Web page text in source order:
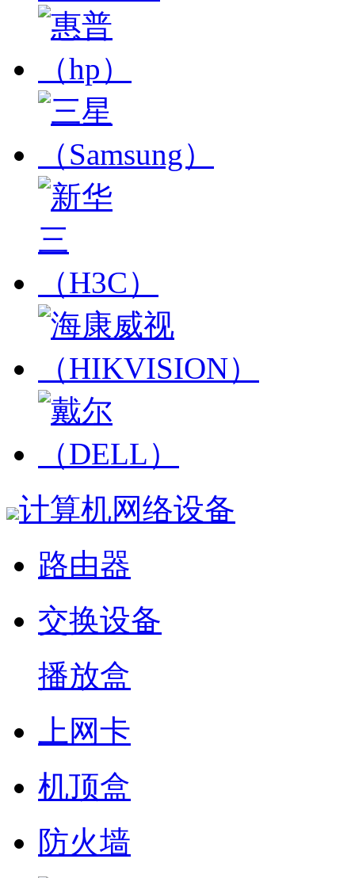
计算机网络设备
路由器
交换设备
播放盒
上网卡
机顶盒
防火墙